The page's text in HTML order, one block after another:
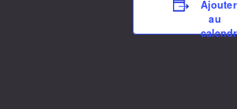
Ajouter
au